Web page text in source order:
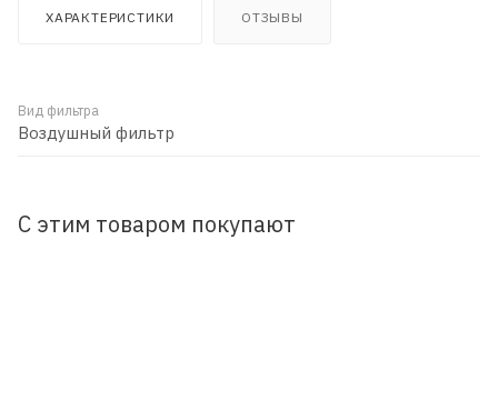
ХАРАКТЕРИСТИКИ ОТЗЫВЫ
Вид фильтра
Воздушный фильтр
С этим товаром покупают